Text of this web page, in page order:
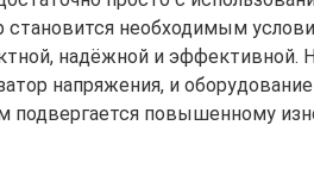
становится необходимым
надёжной и эффективной.
напряжения, и
повышенному